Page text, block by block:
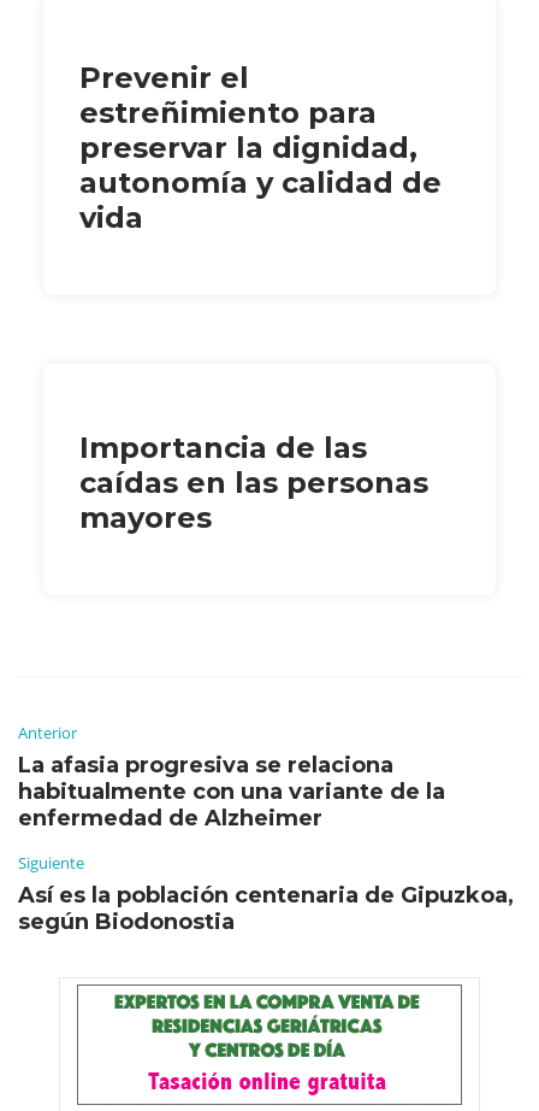
Prevenir el
estreñimiento para
preservar la dignidad,
autonomía y calidad de
vida
Importancia de las
caídas en las personas
mayores
Anterior
La afasia progresiva se relaciona
habitualmente con una variante de la
enfermedad de Alzheimer
Siguiente
Así es la población centenaria de Gipuzkoa,
según Biodonostia